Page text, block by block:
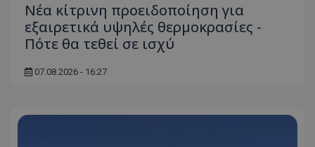
Νέα κίτρινη προειδοποίηση για
εξαιρετικά υψηλές θερμοκρασίες -
Πότε θα τεθεί σε ισχύ
07.08.2026 - 16:27